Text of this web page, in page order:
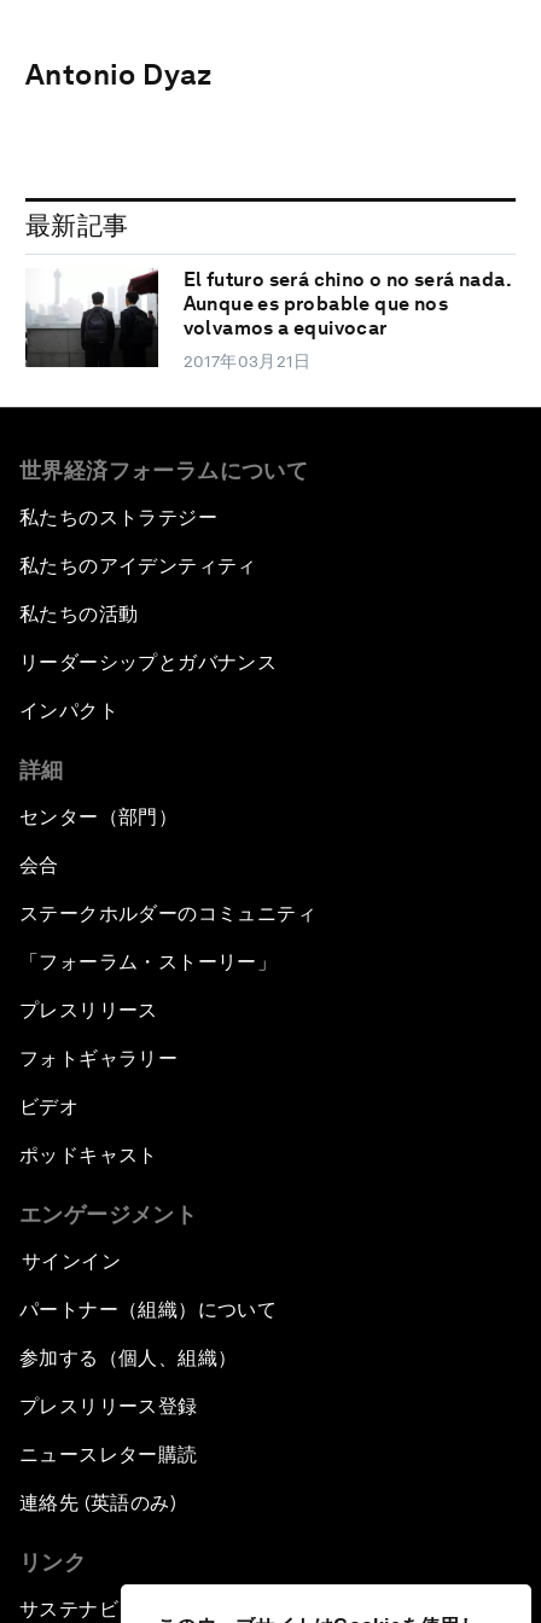
Antonio Dyaz
最新記事
El futuro será chino o no será nada.
Aunque es probable que nos
volvamos a equivocar
2017年03月21日
世界経済フォーラムについて
私たちのストラテジー
私たちのアイデンティティ
私たちの活動
リーダーシップとガバナンス
インパクト
詳細
センター（部門）
会合
ステークホルダーのコミュニティ
「フォーラム・ストーリー」
プレスリリース
フォトギャラリー
ビデオ
ポッドキャスト
エンゲージメント
サインイン
パートナー（組織）について
参加する（個人、組織）
プレスリリース登録
ニュースレター購読
連絡先 (英語のみ)
リンク
サステナビリティへの取り組み